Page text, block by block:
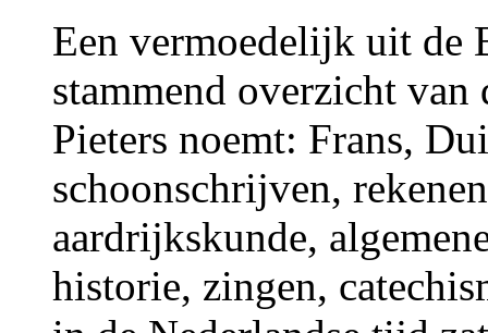
Een vermoedelijk uit de
stammend overzicht
Pieters noemt: Frans,
schoonschrijven,
aardrijkskunde,
historie, zingen,